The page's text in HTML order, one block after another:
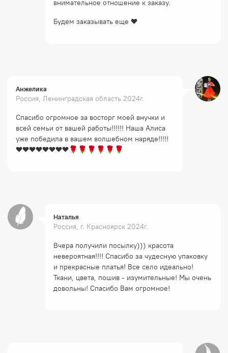
внимательное отношение к заказу.
Будем заказывать еще ❤️
Анжелика
Россия, Ленинградская область 2024г.
Спасибо огромное за восторг моей внучки и
всей семьи от вашей работы!!!!!! Наша Алиса
уже победила в вашем волшебном наряде!!!!!
❤️❤️❤️❤️❤️❤️❤️❤️🌹🌹🌹🌹🌹🌹
Наталья
Россия, г. Красноярск 2024г.
Вчера получили посылку))) красота
невероятная!!!! Спасибо за чудесную упаковку
и прекрасные платья! Все село идеально!
Ткани, цвета, пошив - изумительные! Мы очень
довольны! Спасибо Вам огромное!